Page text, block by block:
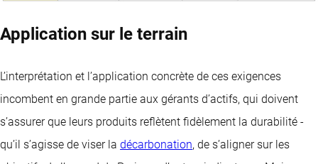
Application sur le terrain
L’interprétation et l’application concrète de ces exigences
incombent en grande partie aux gérants d’actifs, qui doivent
s’assurer que leurs produits reflètent fidèlement la durabilité -
qu’il s’agisse de viser la décarbonation, de s’aligner sur les